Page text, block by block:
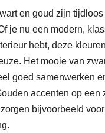
en goud zijn
je nu een modern,
hebt, deze
Het mooie van
goed samenwerken
accenten op een
bijvoorbeeld